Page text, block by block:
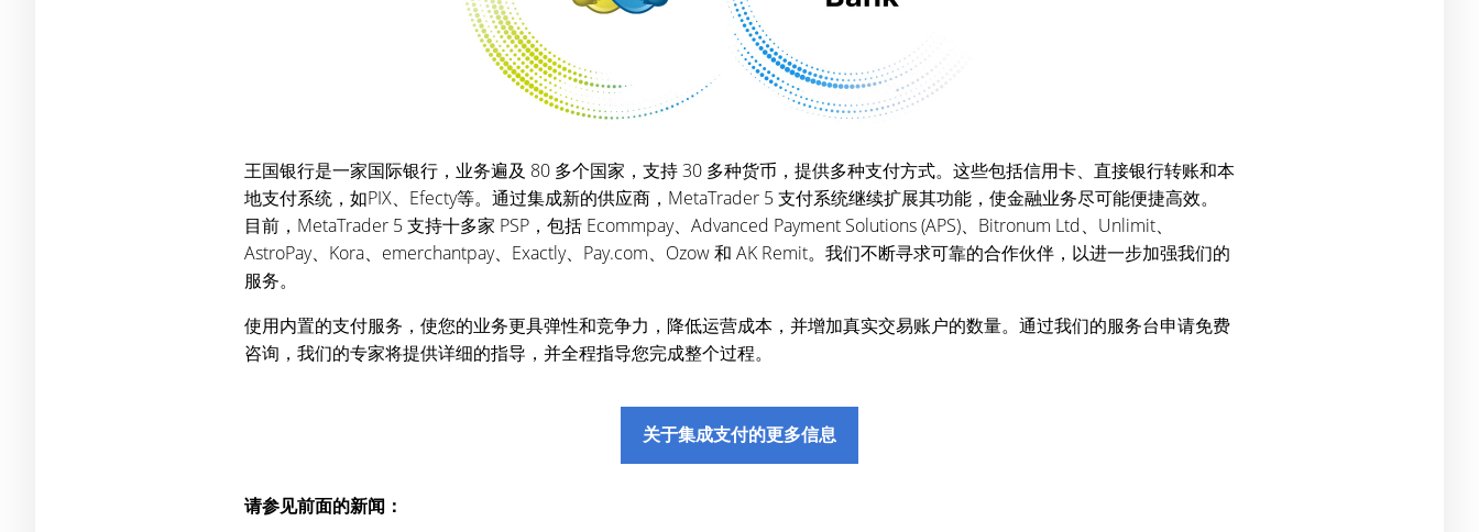
王国银行是一家国际银行，业务遍及 80 多个国家，支持 30 多种货币，提供多种支付方式。这些包括信用卡、直接银行转账和本
地支付系统，如PIX、Efecty等。通过集成新的供应商，MetaTrader 5 支付系统继续扩展其功能，使金融业务尽可能便捷高效。
目前，MetaTrader 5 支持十多家 PSP，包括 Ecommpay、Advanced Payment Solutions (APS)、Bitronum Ltd、Unlimit、
AstroPay、Kora、emerchantpay、Exactly、Pay.com、Ozow 和 AK Remit。我们不断寻求可靠的合作伙伴，以进一步加强我们的
服务。
使用内置的支付服务，使您的业务更具弹性和竞争力，降低运营成本，并增加真实交易账户的数量。通过我们的服务台申请免费
咨询，我们的专家将提供详细的指导，并全程指导您完成整个过程。
关于集成支付的更多信息
请参见前面的新闻：